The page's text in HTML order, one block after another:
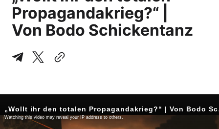
Propagandakrieg?“ |
Von Bodo Schickentanz